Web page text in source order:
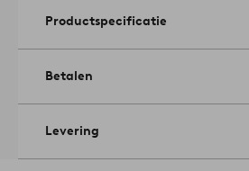
Productspecificatie
Betalen
Levering